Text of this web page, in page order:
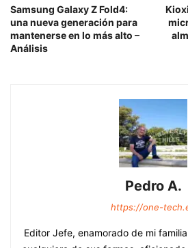
Samsung Galaxy Z Fold4:
una nueva generación para
mantenerse en lo más alto –
Análisis
Pedro A.
https://one-
Editor Jefe, enamorado de mi